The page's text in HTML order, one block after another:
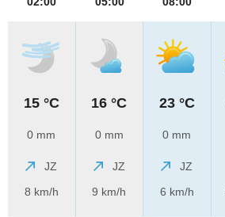
15 °C
0 mm
JZ
8 km/h
16 °C
0 mm
JZ
9 km/h
23 °C
0 mm
JZ
6 km/h